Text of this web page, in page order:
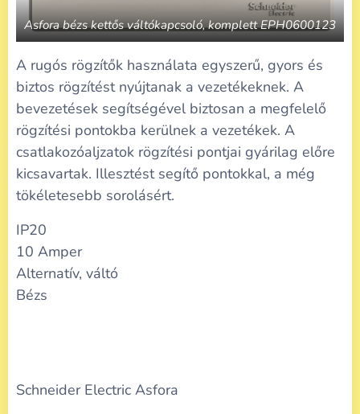
Asfora bézs kettős váltókapcsoló, komplett EPH0600123
A rugós rögzítők használata egyszerű, gyors és
biztos rögzítést nyújtanak a vezetékeknek. A
bevezetések segítségével biztosan a megfelelő
rögzítési pontokba kerülnek a vezetékek. A
csatlakozóaljzatok rögzítési pontjai gyárilag előre
kicsavartak. Illesztést segítő pontokkal, a még
tökéletesebb sorolásért.
IP20
10 Amper
Alternatív, váltó
Bézs
Schneider Electric Asfora